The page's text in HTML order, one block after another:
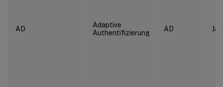
AD
Adaptive
Authentifizierung
AD Ja